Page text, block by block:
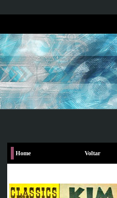
Home Voltar